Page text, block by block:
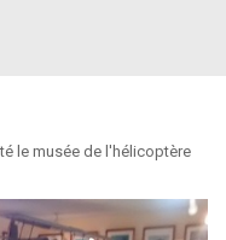
le musée de l'hélicoptère